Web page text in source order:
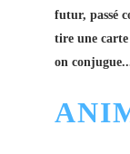
futur, passé
tire une
on